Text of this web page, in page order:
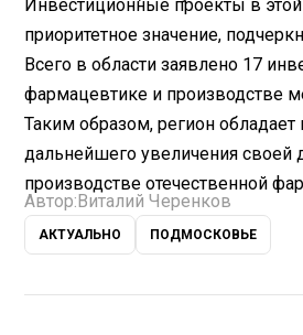
Инвестиционные проекты в
приоритетное значение,
Всего в области заявлено 17
фармацевтике и производстве
Таким образом, регион
дальнейшего увеличения своей
производстве отечественной
Автор: Виталий Черенков
АКТУАЛЬНО ПОДМОСКОВЬЕ